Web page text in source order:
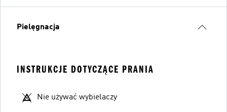
Pielęgnacja
INSTRUKCJE DOTYCZĄCE PRANIA
Nie używać wybielaczy